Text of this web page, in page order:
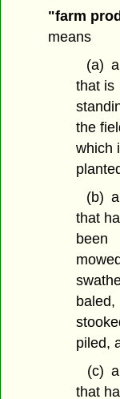
"farm
means
(a)
that is
the
which
(b)
that
been
baled,
piled,
(c)
that